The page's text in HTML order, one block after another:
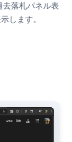
落札パネル表
します。